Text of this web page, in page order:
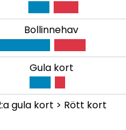
Bollinnehav
Gula kort
gula kort > Rött kort